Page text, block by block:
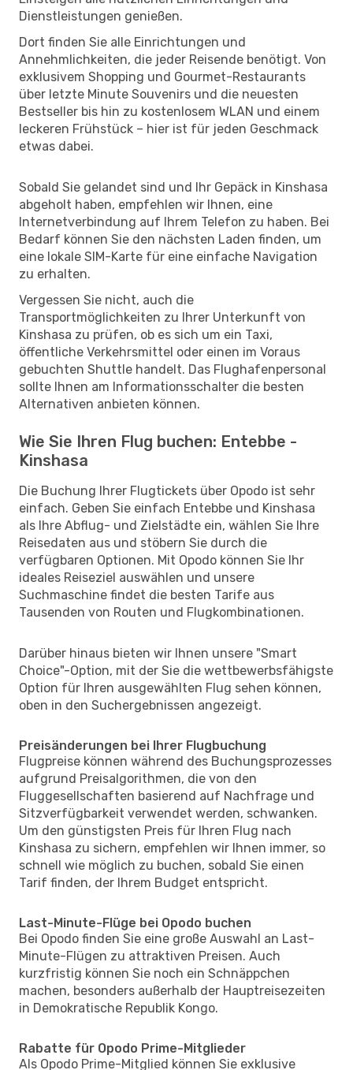
Dienstleistungen genießen.
Dort finden Sie alle Einrichtungen und
Annehmlichkeiten, die jeder Reisende benötigt. Von
exklusivem Shopping und Gourmet-Restaurants
über letzte Minute Souvenirs und die neuesten
Bestseller bis hin zu kostenlosem WLAN und einem
leckeren Frühstück – hier ist für jeden Geschmack
etwas dabei.
Sobald Sie gelandet sind und Ihr Gepäck in Kinshasa
abgeholt haben, empfehlen wir Ihnen, eine
Internetverbindung auf Ihrem Telefon zu haben. Bei
Bedarf können Sie den nächsten Laden finden, um
eine lokale SIM-Karte für eine einfache Navigation
zu erhalten.
Vergessen Sie nicht, auch die
Transportmöglichkeiten zu Ihrer Unterkunft von
Kinshasa zu prüfen, ob es sich um ein Taxi,
öffentliche Verkehrsmittel oder einen im Voraus
gebuchten Shuttle handelt. Das Flughafenpersonal
sollte Ihnen am Informationsschalter die besten
Alternativen anbieten können.
Wie Sie Ihren Flug buchen: Entebbe -
Kinshasa
Die Buchung Ihrer Flugtickets über Opodo ist sehr
einfach. Geben Sie einfach Entebbe und Kinshasa
als Ihre Abflug- und Zielstädte ein, wählen Sie Ihre
Reisedaten aus und stöbern Sie durch die
verfügbaren Optionen. Mit Opodo können Sie Ihr
ideales Reiseziel auswählen und unsere
Suchmaschine findet die besten Tarife aus
Tausenden von Routen und Flugkombinationen.
Darüber hinaus bieten wir Ihnen unsere "Smart
Choice"-Option, mit der Sie die wettbewerbsfähigste
Option für Ihren ausgewählten Flug sehen können,
oben in den Suchergebnissen angezeigt.
Preisänderungen bei Ihrer Flugbuchung
Flugpreise können während des Buchungsprozesses
aufgrund Preisalgorithmen, die von den
Fluggesellschaften basierend auf Nachfrage und
Sitzverfügbarkeit verwendet werden, schwanken.
Um den günstigsten Preis für Ihren Flug nach
Kinshasa zu sichern, empfehlen wir Ihnen immer, so
schnell wie möglich zu buchen, sobald Sie einen
Tarif finden, der Ihrem Budget entspricht.
Last-Minute-Flüge bei Opodo buchen
Bei Opodo finden Sie eine große Auswahl an Last-
Minute-Flügen zu attraktiven Preisen. Auch
kurzfristig können Sie noch ein Schnäppchen
machen, besonders außerhalb der Hauptreisezeiten
in Demokratische Republik Kongo.
Rabatte für Opodo Prime-Mitglieder
Als Opodo Prime-Mitglied können Sie exklusive